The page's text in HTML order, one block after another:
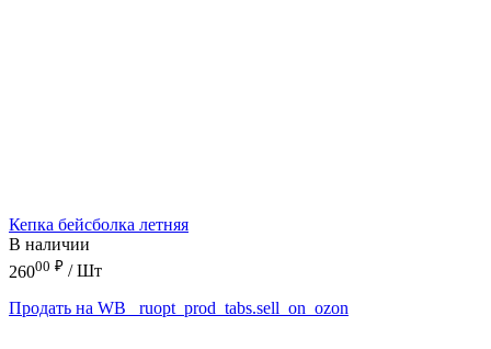
Кепка бейсболка летняя
В наличии
26000 ₽ / Шт
Продать на WB
_ruopt_prod_tabs.sell_on_ozon